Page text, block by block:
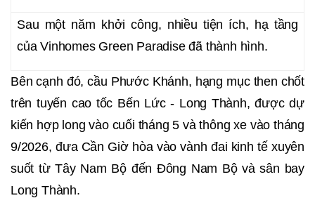
Sau một năm khởi công, nhiều tiện ích, hạ tầng
của Vinhomes Green Paradise đã thành hình.
Bên cạnh đó, cầu Phước Khánh, hạng mục then chốt
trên tuyến cao tốc Bến Lức - Long Thành, được dự
kiến hợp long vào cuối tháng 5 và thông xe vào tháng
9/2026, đưa Cần Giờ hòa vào vành đai kinh tế xuyên
suốt từ Tây Nam Bộ đến Đông Nam Bộ và sân bay
Long Thành.